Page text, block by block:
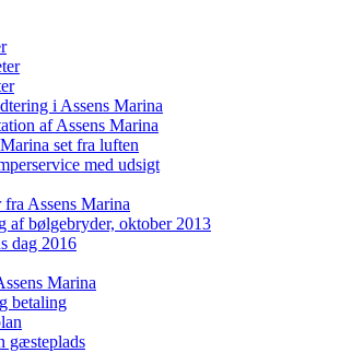
i Assens Marina
af Assens Marina
set fra luften
med udsigt
Assens Marina
af bølgebryder, oktober 2013
dag 2016
Marina
betaling
gæsteplads